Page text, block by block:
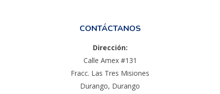
CONTÁCTANOS
Dirección:
Calle Amex #131
Fracc. Las Tres Misiones
Durango, Durango